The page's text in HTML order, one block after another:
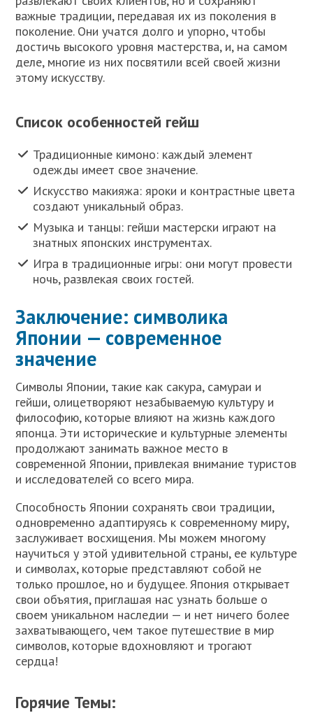
важные традиции, передавая их из поколения в
поколение. Они учатся долго и упорно, чтобы
достичь высокого уровня мастерства, и, на самом
деле, многие из них посвятили всей своей жизни
этому искусству.
Список особенностей гейш
Традиционные кимоно: каждый элемент
одежды имеет свое значение.
Искусство макияжа: яроки и контрастные цвета
создают уникальный образ.
Музыка и танцы: гейши мастерски играют на
знатных японских инструментах.
Игра в традиционные игры: они могут провести
ночь, развлекая своих гостей.
Заключение: символика
Японии — современное
значение
Символы Японии, такие как сакура, самураи и
гейши, олицетворяют незабываемую культуру и
философию, которые влияют на жизнь каждого
японца. Эти исторические и культурные элементы
продолжают занимать важное место в
современной Японии, привлекая внимание туристов
и исследователей со всего мира.
Способность Японии сохранять свои традиции,
одновременно адаптируясь к современному миру,
заслуживает восхищения. Мы можем многому
научиться у этой удивительной страны, ее культуре
и символах, которые представляют собой не
только прошлое, но и будущее. Япония открывает
свои объятия, приглашая нас узнать больше о
своем уникальном наследии — и нет ничего более
захватывающего, чем такое путешествие в мир
символов, которые вдохновляют и трогают
сердца!
Горячие Темы: